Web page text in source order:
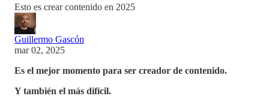
Esto es crear contenido en 2025
Guillermo Gascón
mar 02, 2025
Es el mejor momento para ser creador de contenido.
Y también el más difícil.